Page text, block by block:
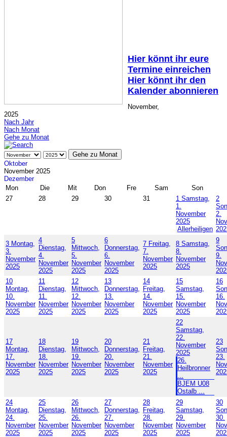
Hier könnt ihr eure
Termine einreichen
Hier könnt ihr den
Kalender abonnieren
November,
2025
Nach Jahr
Nach Monat
Gehe zu Monat
Gehe zu Monat
Oktober
November 2025
Dezember
Mon
Die Mit Don Fre Sam
Son
27
28 29 30 31 1 Samstag,
1.
November
2025
Allerheiligen
2
2.
3 Montag,
3.
November
2025
4
Dienstag,
4.
November
2025
5
Mittwoch,
5.
November
2025
6
Donnerstag,
6.
November
2025
7 Freitag,
7.
November
2025
8 Samstag,
8.
November
2025
9
9.
10
Montag,
10.
November
2025
11
Dienstag,
11.
November
2025
12
Mittwoch,
12.
November
2025
13
Donnerstag,
13.
November
2025
14
Freitag,
14.
November
2025
15
Samstag,
15.
November
2025
16
16.
17
Montag,
17.
November
2025
18
Dienstag,
18.
November
2025
19
Mittwoch,
19.
November
2025
20
Donnerstag,
20.
November
2025
21
Freitag,
21.
November
2025
22
Samstag,
22.
November
2025
26.
Heilbronner
BJEM U08
Ostalb ...
23
23.
24
Montag,
24.
November
2025
25
Dienstag,
25.
November
2025
26
Mittwoch,
26.
November
2025
27
Donnerstag,
27.
November
2025
28
Freitag,
28.
November
2025
29
Samstag,
29.
November
2025
30
30.